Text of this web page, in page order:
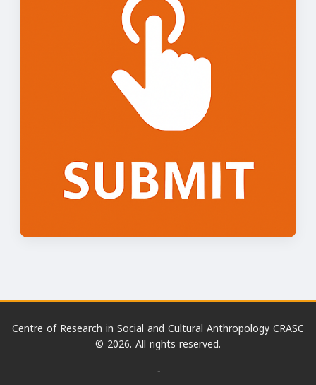
Centre of Research in Social and Cultural Anthropology CRASC
© 2026. All rights reserved.
-